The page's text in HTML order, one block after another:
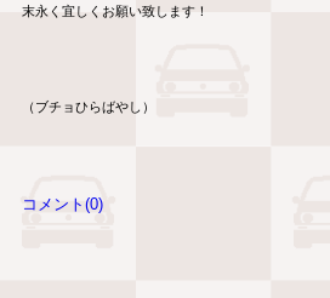
末永く宜しくお願い致します！
（ブチョひらばやし）
コメント(0)